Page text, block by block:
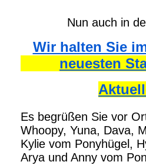
Nun auch in
Wir halten Sie
neuesten
Es begrüßen Sie vor
Whoopy, Yuna, Dava,
Kylie vom Ponyhügel,
Arya und Anny vom